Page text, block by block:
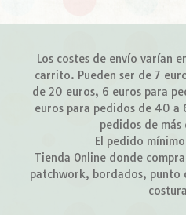
Los costes de envío varían
carrito. Pueden ser de 7
de 20 euros, 6 euros para
euros para pedidos de 40
pedidos de
El pedido
Tienda Online donde
patchwork, bordados, punto